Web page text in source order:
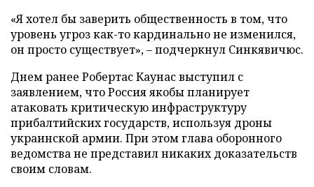
«Я хотел бы заверить общественность в том, что
уровень угроз как-то кардинально не изменился,
он просто существует», – подчеркнул Синкявичюс.
Днем ранее Робертас Каунас выступил с
заявлением, что Россия якобы планирует
атаковать критическую инфраструктуру
прибалтийских государств, используя дроны
украинской армии. При этом глава оборонного
ведомства не представил никаких доказательств
своим словам.